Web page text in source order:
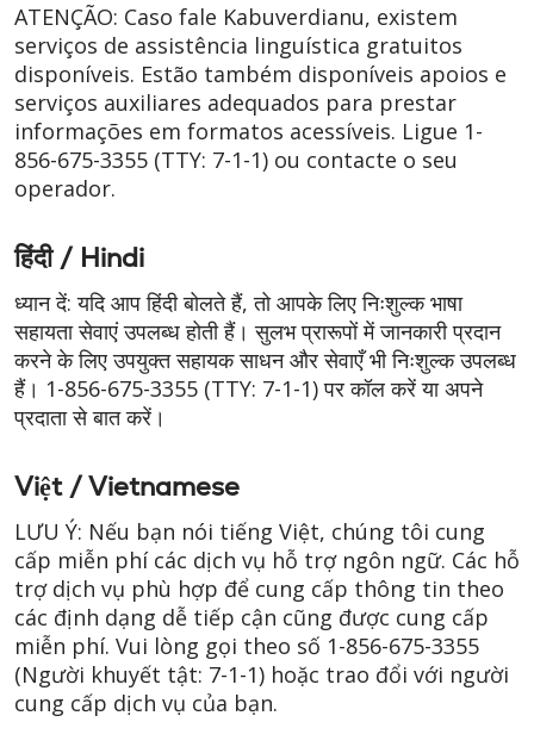
ATENÇÃO: Caso fale Kabuverdianu, existem
serviços de assistência linguística gratuitos
disponíveis. Estão também disponíveis apoios e
serviços auxiliares adequados para prestar
informações em formatos acessíveis. Ligue 1-
856-675-3355 (TTY: 7-1-1) ou contacte o seu
operador.
हिंदी / Hindi
ध्यान दें: यदि आप हिंदी बोलते हैं, तो आपके लिए निःशुल्क भाषा
सहायता सेवाएं उपलब्ध होती हैं। सुलभ प्रारूपों में जानकारी प्रदान
करने के लिए उपयुक्त सहायक साधन और सेवाएँ भी निःशुल्क उपलब्ध
हैं। 1-856-675-3355 (TTY: 7-1-1)पर कॉल करें या अपने
प्रदाता से बात करें।
Việt / Vietnamese
LƯU Ý: Nếu bạn nói tiếng Việt, chúng tôi cung
cấp miễn phí các dịch vụ hỗ trợ ngôn ngữ. Các hỗ
trợ dịch vụ phù hợp để cung cấp thông tin theo
các định dạng dễ tiếp cận cũng được cung cấp
miễn phí. Vui lòng gọi theo số 1-856-675-3355
(Người khuyết tật: 7-1-1) hoặc trao đổi với người
cung cấp dịch vụ của bạn.